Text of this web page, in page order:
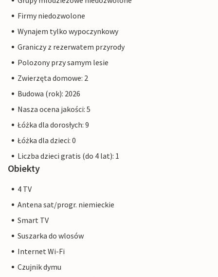
Firmy niedozwolone
Wynajem tylko wypoczynkowy
Graniczy z rezerwatem przyrody
Polozony przy samym lesie
Zwierzęta domowe: 2
Budowa (rok): 2026
Nasza ocena jakości: 5
Łóżka dla dorosłych: 9
Łóżka dla dzieci: 0
Liczba dzieci gratis (do 4 lat): 1
Obiekty
4 TV
Antena sat/progr. niemieckie
Smart TV
Suszarka do wlosów
Internet Wi-Fi
Czujnik dymu